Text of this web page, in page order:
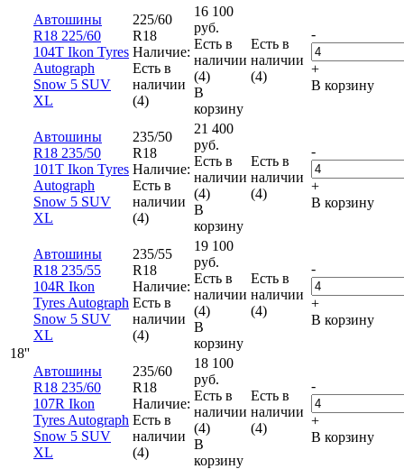
18''
Автошины
R18 225/60
104T Ikon Tyres
Autograph
Snow 5 SUV
XL
225/60
R18
Наличие:
Есть в
наличии
(4)
16 100
руб.
Есть в
наличии
(4)
В
корзину
Есть в
наличии
(4)
-
+
В корзину
Автошины
R18 235/50
101T Ikon Tyres
Autograph
Snow 5 SUV
XL
235/50
R18
Наличие:
Есть в
наличии
(4)
21 400
руб.
Есть в
наличии
(4)
В
корзину
Есть в
наличии
(4)
-
+
В корзину
Автошины
R18 235/55
104R Ikon
Tyres Autograph
Snow 5 SUV
XL
235/55
R18
Наличие:
Есть в
наличии
(4)
19 100
руб.
Есть в
наличии
(4)
В
корзину
Есть в
наличии
(4)
-
+
В корзину
Автошины
R18 235/60
107R Ikon
Tyres Autograph
Snow 5 SUV
XL
235/60
R18
Наличие:
Есть в
наличии
(4)
18 100
руб.
Есть в
наличии
(4)
В
корзину
Есть в
наличии
(4)
-
+
В корзину